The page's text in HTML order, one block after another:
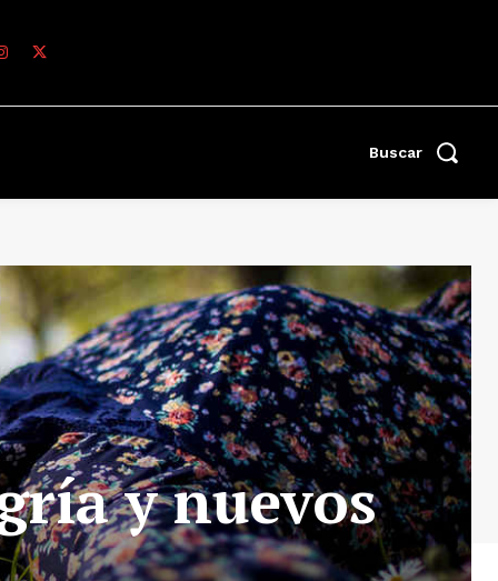
Buscar
y nuevos